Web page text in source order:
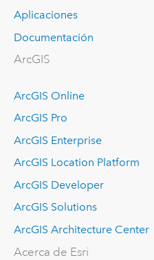
Aplicaciones
Documentación
ArcGIS
ArcGIS Online
ArcGIS Pro
ArcGIS Enterprise
ArcGIS Location Platform
ArcGIS Developer
ArcGIS Solutions
ArcGIS Architecture Center
Acerca de Esri